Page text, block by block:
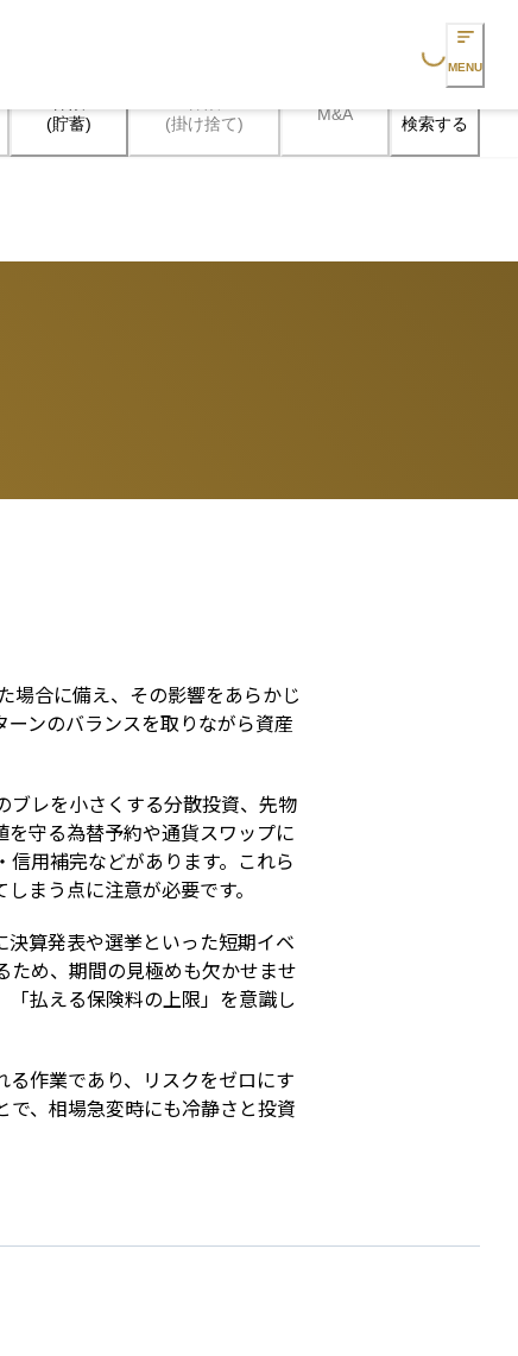
Loading... MENU
(貯蓄)
(掛け捨て)
M&A 検索する
場合に備え、その影響をあらかじ
ンのバランスを取りながら資産
ブレを小さくする分散投資、先物
守る為替予約や通貨スワップに
用補完などがあります。これら
まう点に注意が必要です。
算発表や選挙といった短期イベ
め、期間の見極めも欠かせませ
払える保険料の上限」を意識し
作業であり、リスクをゼロにす
、相場急変時にも冷静さと投資